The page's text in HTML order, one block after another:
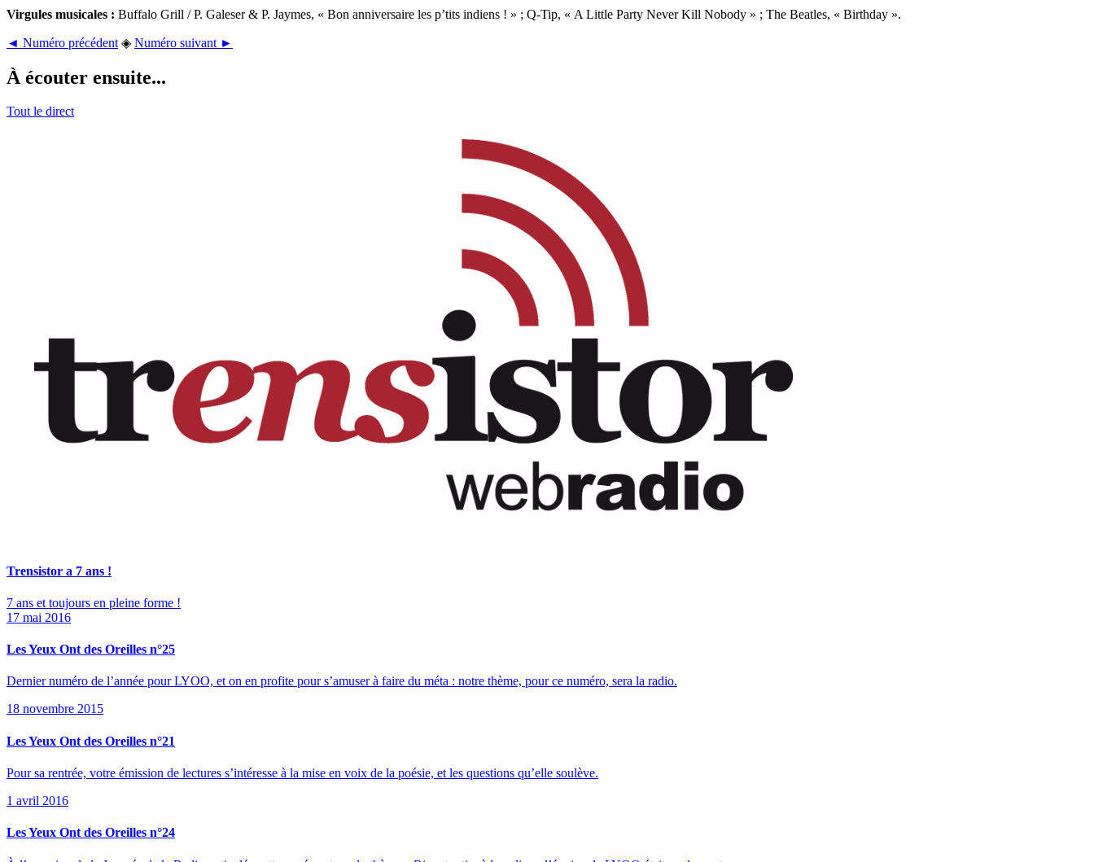
Virgules musicales : Buffalo Grill / P. Galeser & P. Jaymes, « Bon anniversaire les p’tits indiens ! » ; Q-Tip, « A Little Party Never Kill Nobody » ; The Beatles, « Birthday ».
◄ Numéro précédent ◈ Numéro suivant ►
À écouter ensuite...
Tout le direct
Trensistor a 7 ans !
7 ans et toujours en pleine forme !
17 mai 2016
Les Yeux Ont des Oreilles n°25
Dernier numéro de l’année pour LYOO, et on en profite pour s’amuser à faire du méta : notre thème, pour ce numéro, sera la radio.
18 novembre 2015
Les Yeux Ont des Oreilles n°21
Pour sa rentrée, votre émission de lectures s’intéresse à la mise en voix de la poésie, et les questions qu’elle soulève.
1 avril 2016
Les Yeux Ont des Oreilles n°24